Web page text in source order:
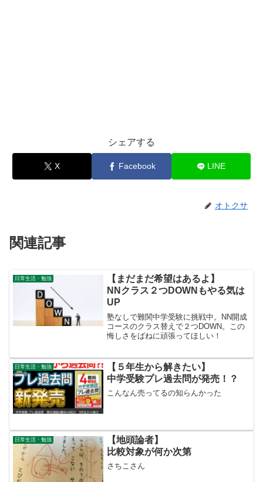
シェアする
X Facebook LINE
オトクサ
関連記事
日常生活・勉強
【まだまだ希望はあるよ】
NNクラス２つDOWNもやる気は
UP
塾なしで難関中学受験に挑戦中。NN開成
コースのクラス替えで２つDOWN。この
悔しさをばねに頑張ってほしい！
日常生活・勉強
【５年生から解きたい】
中学受験プレ過去問が発売！？
こんなん売ってるの知らんかった
日常生活・勉強
【地頭論者】
比較対象が何か次第
さちこさん